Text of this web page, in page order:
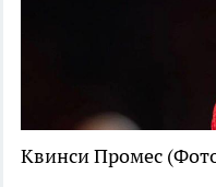
Квинси Промес